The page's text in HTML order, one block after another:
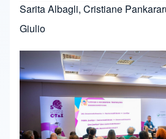
Sarita Albagli, Cristiane
Giulio